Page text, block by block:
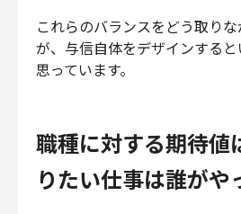
これらのバランスをどう取り
が、与信自体をデザインする
思っています。
職種に対する期待値
りたい仕事は誰がや